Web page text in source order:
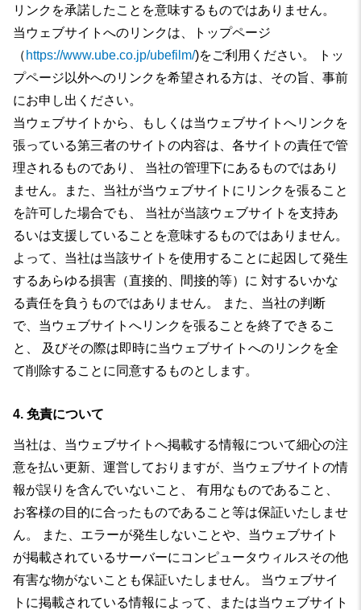
リンクを承諾したことを意味するものではありません。
当ウェブサイトへのリンクは、トップページ
（ https://www.ube.co.jp/ubefilm/)をご利用ください。 トッ
プページ以外へのリンクを希望される方は、その旨、事前
にお申し出ください。
当ウェブサイトから、もしくは当ウェブサイトへリンクを
張っている第三者のサイトの内容は、各サイトの責任で管
理されるものであり、 当社の管理下にあるものではあり
ません。また、当社が当ウェブサイトにリンクを張ること
を許可した場合でも、 当社が当該ウェブサイトを支持あ
るいは支援していることを意味するものではありません。
よって、当社は当該サイトを使用することに起因して発生
するあらゆる損害（直接的、間接的等）に 対するいかな
る責任を負うものではありません。 また、当社の判断
で、当ウェブサイトへリンクを張ることを終了できるこ
と、 及びその際は即時に当ウェブサイトへのリンクを全
て削除することに同意するものとします。
4. 免責について
当社は、当ウェブサイトへ掲載する情報について細心の注
意を払い更新、運営しておりますが、当ウェブサイトの情
報が誤りを含んでいないこと、 有用なものであること、
お客様の目的に合ったものであること等は保証いたしませ
ん。 また、エラーが発生しないことや、当ウェブサイト
が掲載されているサーバーにコンピュータウィルスその他
有害な物がないことも保証いたしません。 当ウェブサイ
トに掲載されている情報によって、または当ウェブサイト